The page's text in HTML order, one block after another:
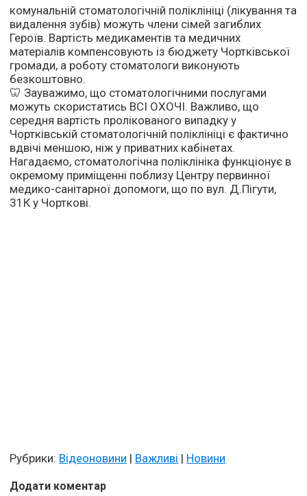
комунальній стоматологічній поліклініці (лікування та
видалення зубів) можуть члени сімей загиблих
Героїв. Вартість медикаментів та медичних
матеріалів компенсовують із бюджету Чортківської
громади, а роботу стоматологи виконують
безкоштовно.
🦷 Зауважимо, що стоматологічними послугами
можуть скористатись ВСІ ОХОЧІ. Важливо, що
середня вартість пролікованого випадку у
Чортківській стоматологічній поліклініці є фактично
вдвічі меншою, ніж у приватних кабінетах.
Нагадаємо, стоматологічна поліклініка функціонує в
окремому приміщенні поблизу Центру первинної
медико-санітарної допомоги, що по вул. Д.Пігути,
31К у Чорткові.
Рубрики: Відеоновини | Важливі | Новини
Додати коментар